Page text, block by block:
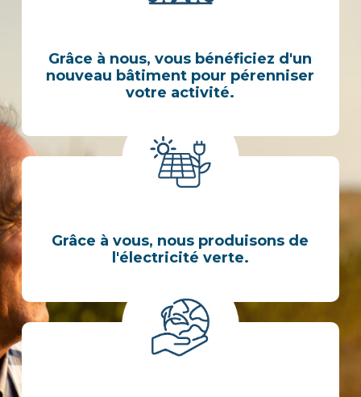
Grâce à nous, vous bénéficiez d'un
nouveau bâtiment pour pérenniser
votre activité.
Grâce à vous, nous produisons de
l'électricité verte.